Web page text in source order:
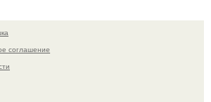
соглашение